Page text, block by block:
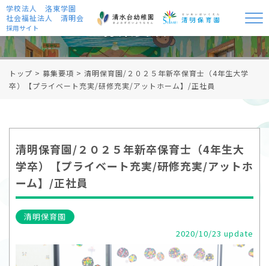
学校法人 洛東学園
社会福祉法人 清明会
採用サイト 募集要項
トップ > 募集要項 > 清明保育園/２０２５年新卒保育士（4年生大学
卒）【プライベート充実/研修充実/アットホーム】/正社員
清明保育園/２０２５年新卒保育士（4年生大
学卒）【プライベート充実/研修充実/アットホ
ーム】/正社員
清明保育園
2020/10/23 update